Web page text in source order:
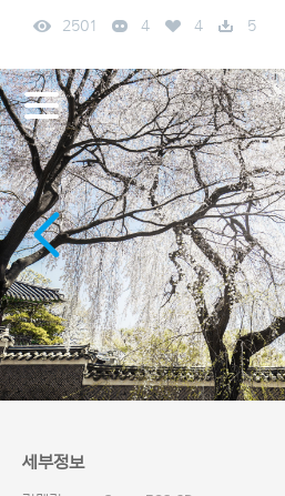
2501 4 4 5
세부정보